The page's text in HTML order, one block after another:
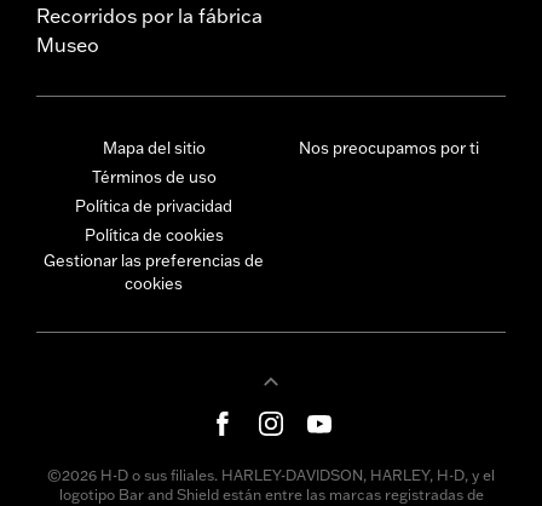
Recorridos por la fábrica
Museo
Mapa del sitio
Términos de uso
Política de privacidad
Política de cookies
Gestionar las preferencias de
cookies
Nos preocupamos por ti
©2026 H-D o sus filiales. HARLEY-DAVIDSON, HARLEY, H-D, y el
logotipo Bar and Shield están entre las marcas registradas de